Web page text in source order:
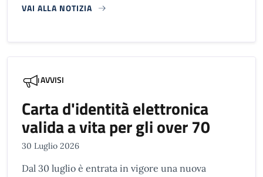
VAI ALLA NOTIZIA
AVVISI
Carta d'identità elettronica
valida a vita per gli over 70
30 Luglio 2026
Dal 30 luglio è entrata in vigore una nuova